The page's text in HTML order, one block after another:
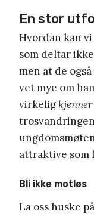
En stor
Hvordan kan
som deltar
men at de
vet mye om
virkelig kjenner
attraktive som
Bli ikke motløs
La oss huske